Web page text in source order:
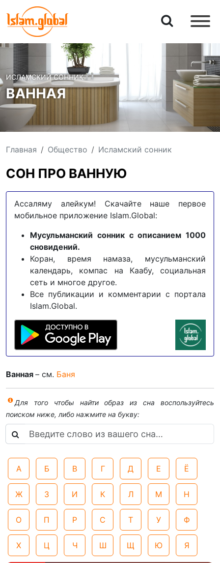
ИСЛАМСКИЙ СОННИК
ВАННАЯ
Главная Общество Исламский сонник
СОН ПРО ВАННУЮ
Ассаляму алейкум! Скачайте наше первое
мобильное приложение Islam.Global:
Мусульманский сонник с описанием 1000
сновидений.
Коран, время намаза, мусульманский
календарь, компас на Каабу, социальная
сеть и многое другое.
Все публикации и комментарии с портала
Islam.Global.
Ванная – см. Баня
Для того чтобы найти образ из сна воспользуйтесь
поиском ниже, либо нажмите на букву:
А Б В Г Д Е Ё
Ж З И К Л М Н
О П Р С Т У Ф
Х Ц Ч Ш Щ Ю Я